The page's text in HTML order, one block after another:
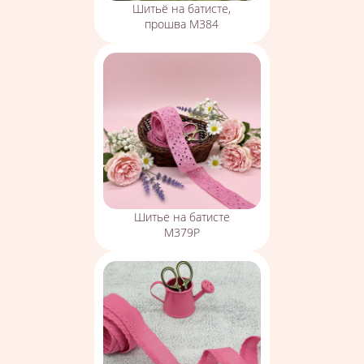
Шитьё на батисте,
прошва М384
Шитье на батисте
М379Р